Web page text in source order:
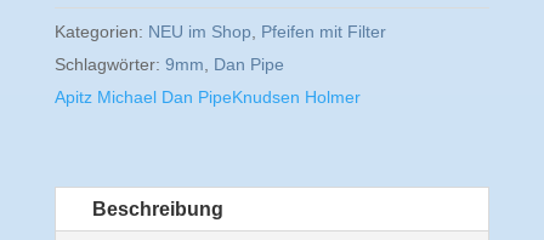
Kategorien: NEU im Shop
Pfeifen mit Filter
Schlagwörter: 9mm
Dan Pipe
Apitz Michael Dan PipeKnudsen Holmer
Beschreibung